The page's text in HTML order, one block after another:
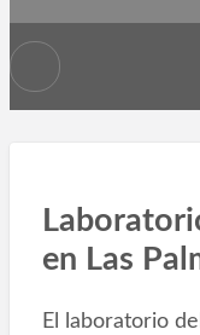
en Las
El laboratorio